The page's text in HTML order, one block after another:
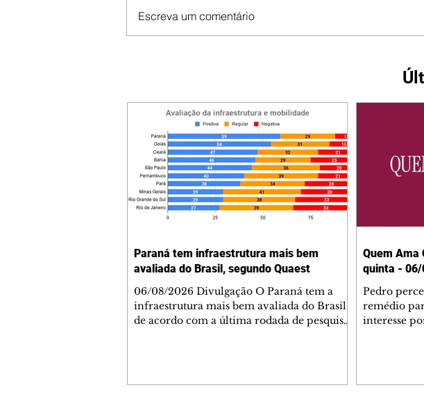
Escreva um comentário
Paraná tem infraestrutura mais bem
avaliada do Brasil, segundo Quaest
06/08/2026 Divulgação O Paraná tem a
infraestrutura mais bem avaliada do Brasil,
de acordo com a última rodada de pesquisas
Quem Ama
quinta -
Pedro
remédio
interesse